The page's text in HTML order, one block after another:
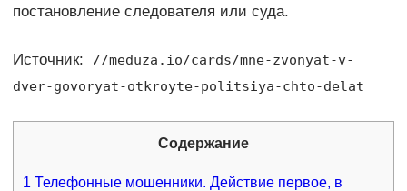
постановление следователя или суда.
Источник:
//meduza.io/cards/mne-zvonyat-v-
dver-govoryat-otkroyte-politsiya-chto-delat
Содержание
1 Телефонные мошенники. Действие первое, в